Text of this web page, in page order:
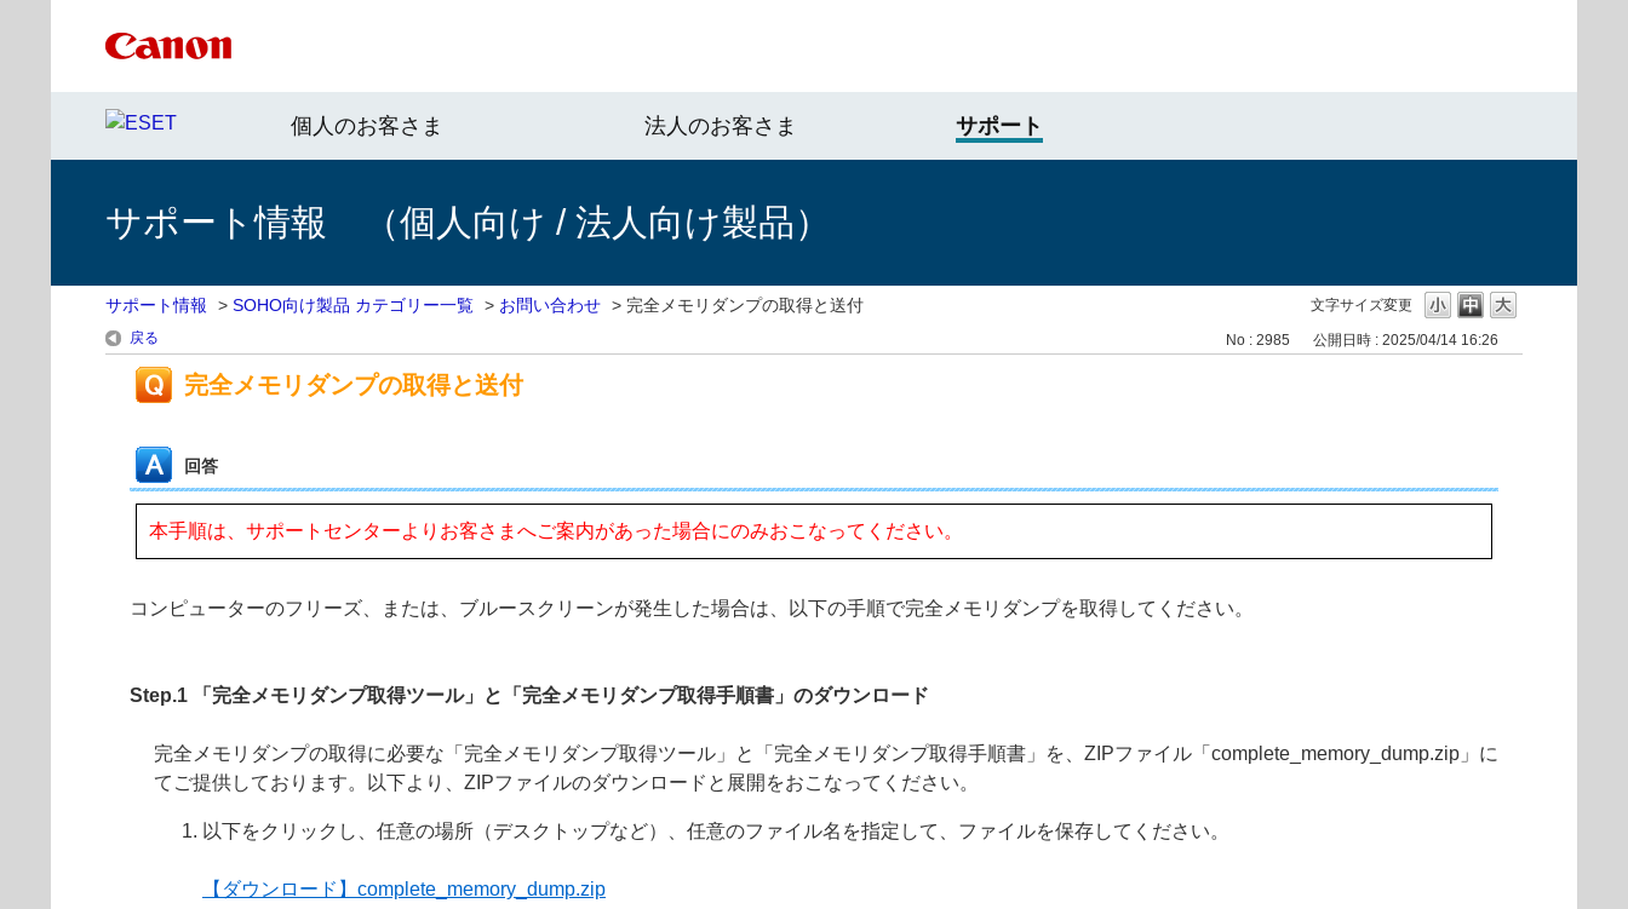
個人のお客さま 法人のお客さま サポート
サポート情報 （個人向け / 法人向け製品）
文字サイズ変更
サポート情報 > SOHO向け製品 カテゴリー一覧 > お問い合わせ > 完全メモリダンプの取得と送付
戻る No : 2985 公開日時 : 2025/04/14 16:26
完全メモリダンプの取得と送付
回答
本手順は、サポートセンターよりお客さまへご案内があった場合にのみおこなってください。
コンピューターのフリーズ、または、ブルースクリーンが発生した場合は、以下の手順で完全メモリダンプを取得してください。
Step.1 「完全メモリダンプ取得ツール」と「完全メモリダンプ取得手順書」のダウンロード
完全メモリダンプの取得に必要な「完全メモリダンプ取得ツール」と「完全メモリダンプ取得手順書」を、ZIPファイル「complete_memory_dump.zip」に
てご提供しております。以下より、ZIPファイルのダウンロードと展開をおこなってください。
以下をクリックし、任意の場所（デスクトップなど）、任意のファイル名を指定して、ファイルを保存してください。
【ダウンロード】complete_memory_dump.zip